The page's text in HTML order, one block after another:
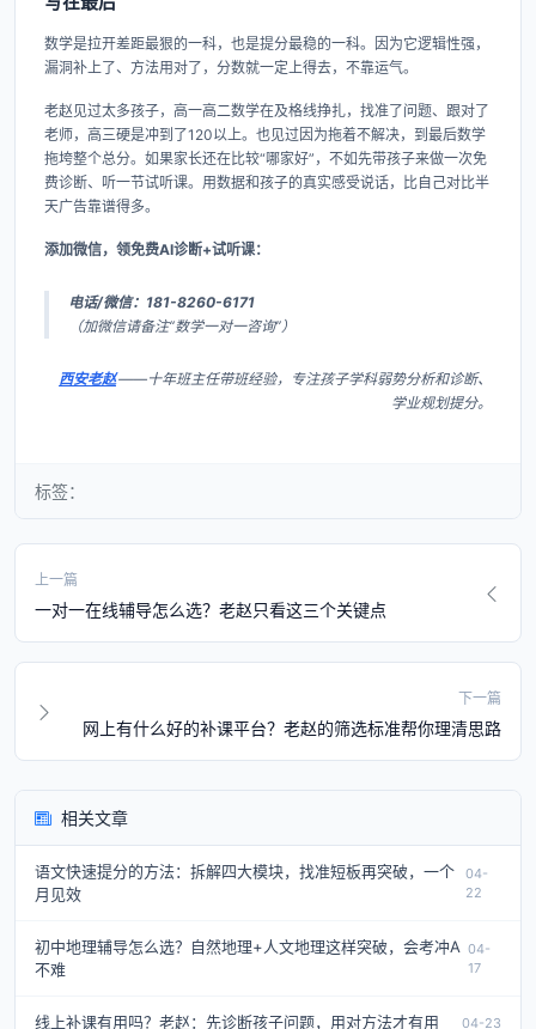
数学是拉开差距最狠的一科，也是提分最稳的一科。因为它逻辑性强，
漏洞补上了、方法用对了，分数就一定上得去，不靠运气。
老赵见过太多孩子，高一高二数学在及格线挣扎，找准了问题、跟对了
老师，高三硬是冲到了120以上。也见过因为拖着不解决，到最后数学
拖垮整个总分。如果家长还在比较“哪家好”，不如先带孩子来做一次免
费诊断、听一节试听课。用数据和孩子的真实感受说话，比自己对比半
天广告靠谱得多。
添加微信，领免费AI诊断+试听课：
电话/微信：181-8260-6171
（加微信请备注“数学一对一咨询”）
西安老赵——十年班主任带班经验，专注孩子学科弱势分析和诊断、
学业规划提分。
标签：
上一篇
一对一在线辅导怎么选？老赵只看这三个关键点
下一篇
网上有什么好的补课平台？老赵的筛选标准帮你理清思路
相关文章
语文快速提分的方法：拆解四大模块，找准短板再突破，一个
月见效
04-
22
初中地理辅导怎么选？自然地理+人文地理这样突破，会考冲A
不难
04-
17
线上补课有用吗？老赵：先诊断孩子问题，用对方法才有用 04-23